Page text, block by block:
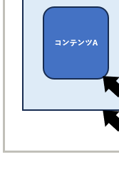
5.5. 「flex-
CSSの勉強方
関連記事一覧